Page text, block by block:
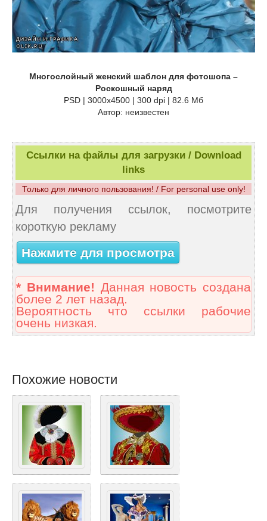
Многослойный женский шаблон для фотошопа –
Роскошный наряд
PSD | 3000x4500 | 300 dpi | 82.6 Мб
Автор: неизвестен
Ссылки на файлы для загрузки / Download
links
Только для личного пользования! / For personal use only!
Для получения ссылок, посмотрите
короткую рекламу
Нажмите для просмотра
* Внимание! Данная новость создана
более 2 лет назад.
Вероятность что ссылки рабочие
очень низкая.
Похожие новости